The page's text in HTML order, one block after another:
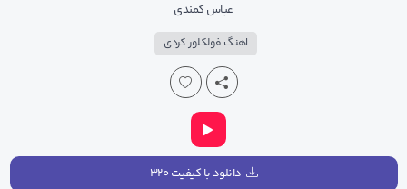
عباس کمندی
اهنگ فولکلور کردی
دانلود با کیفیت ۳۲۰